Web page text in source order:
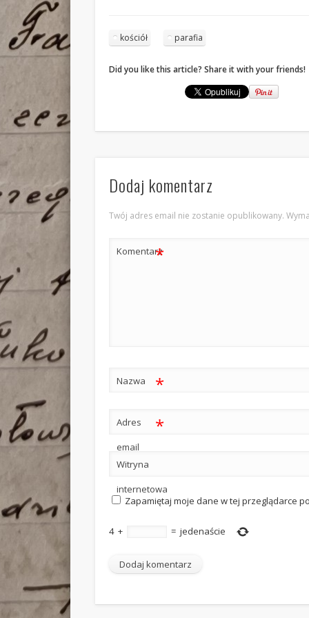
kościół parafia
Did you like this article? Share it with your friends!
Dodaj komentarz
Twój adres email nie zostanie opublikowany.
Komentarz
*
Nazwa *
Adres
email
*
Witryna
internetowa
Zapamiętaj moje dane w tej przeglądarce
4 + = jedenaście